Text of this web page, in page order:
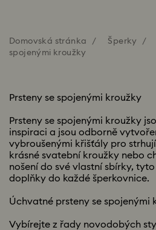
Domovská stránka Šperky
spojenými kroužky
Prsteny se spojenými kroužky
Prsteny se spojenými kroužky
inspiraci a jsou odborně
vybroušenými křišťály pro
krásné svatební kroužky nebo
nošení do své vlastní sbírky,
doplňky do každé šperkovnice.
Úchvatné prsteny se spojenými
Vybírejte z řady novodobých